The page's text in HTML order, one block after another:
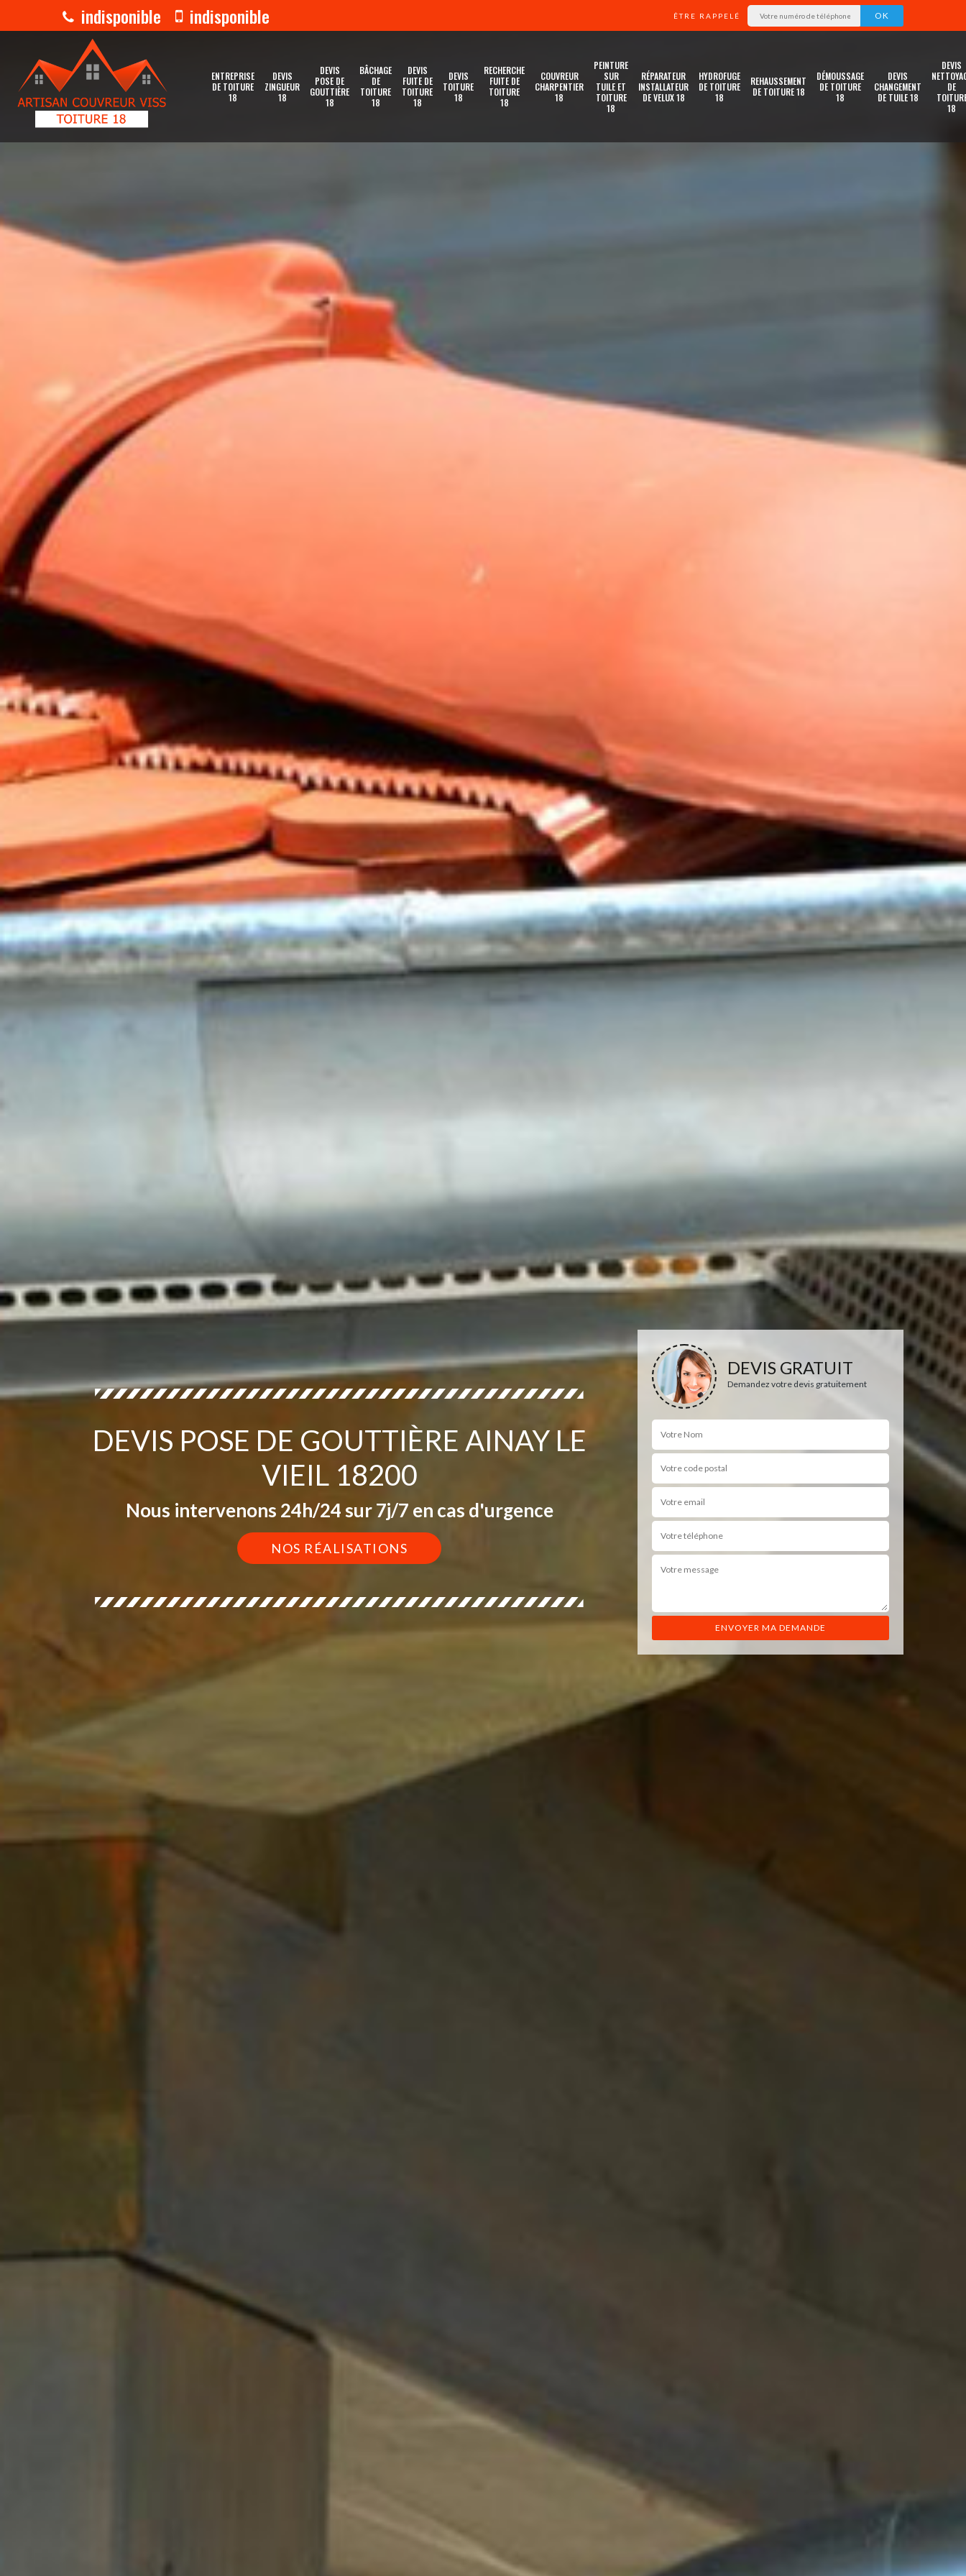
indisponible indisponible ÊTRE RAPPELÉ
ENTREPRISE
DE TOITURE
18
DEVIS
ZINGUEUR
18
DEVIS
POSE DE
GOUTTIÈRE
18
BÂCHAGE
DE
TOITURE
18
DEVIS
FUITE DE
TOITURE
18
DEVIS
TOITURE
18
RECHERCHE
FUITE DE
TOITURE
18
COUVREUR
CHARPENTIER
18
PEINTURE
SUR
TUILE ET
TOITURE
18
RÉPARATEUR
INSTALLATEUR
DE VELUX 18
HYDROFUGE
DE TOITURE
18
REHAUSSEMENT
DE TOITURE 18
DÉMOUSSAGE
DE TOITURE
18
DEVIS
CHANGEMENT
DE TUILE 18
DEVIS
DE
18
DEVIS POSE DE GOUTTIÈRE AINAY LE
VIEIL 18200
Nous intervenons 24h/24 sur 7j/7 en cas d'urgence
NOS RÉALISATIONS
DEVIS GRATUIT
Demandez votre devis gratuitement